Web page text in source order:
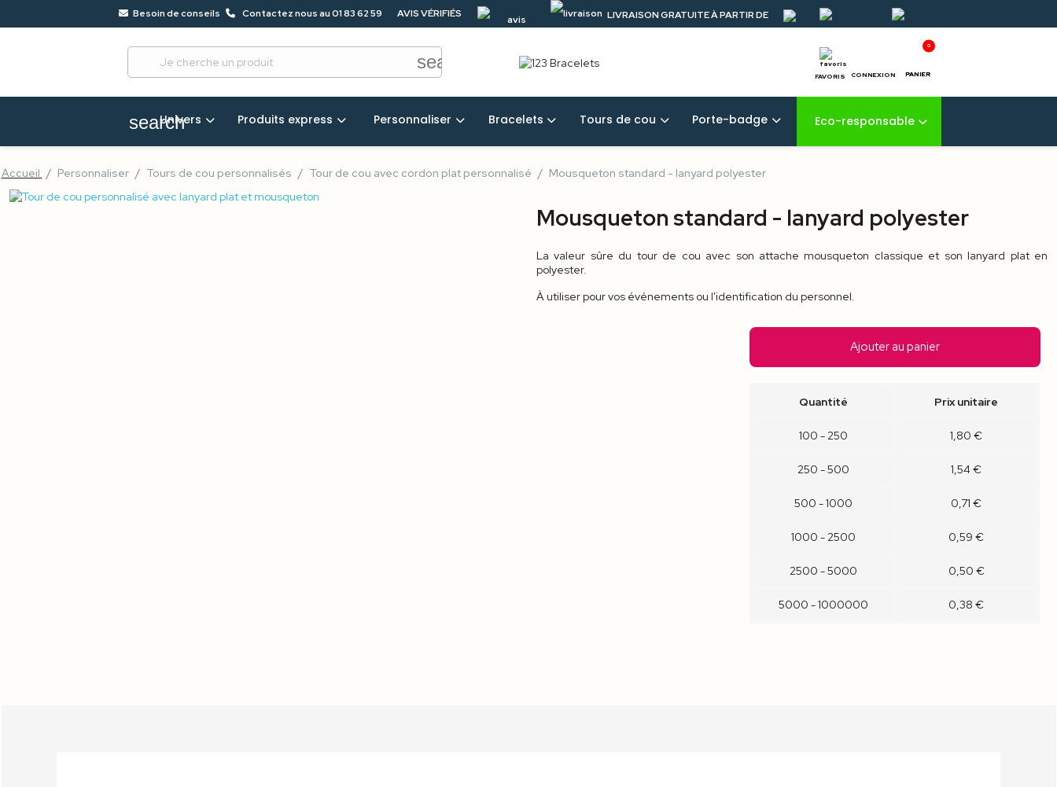
Besoin de conseils Contactez nous au 01 83 62 59 AVIS VÉRIFIÉS LIVRAISON GRATUITE À PARTIR DE
search
FAVORIS CONNEXION PANIER
0
search
Univers Produits express Personnaliser Bracelets Tours de cou Porte-badge Eco-responsable
Accueil Personnaliser Tours de cou personnalisés Tour de cou avec cordon plat personnalisé Mousqueton standard - lanyard polyester
Mousqueton standard - lanyard polyester
La valeur sûre du tour de cou avec son attache mousqueton classique et son lanyard plat en
polyester.
À utiliser pour vos événements ou l'identification du personnel.
Ajouter au panier
Quantité Prix unitaire
100 - 250 1,80 €
250 - 500 1,54 €
500 - 1000 0,71 €
1000 - 2500 0,59 €
2500 - 5000 0,50 €
5000 - 1000000 0,38 €